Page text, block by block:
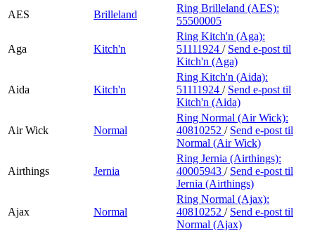
AES
Brilleland
Ring Brilleland (AES):
55500005
Aga Kitch'n
Ring Kitch'n (Aga):
51111924 / Send e-post til
Kitch'n (Aga)
Aida Kitch'n
Ring Kitch'n (Aida):
51111924 / Send e-post til
Kitch'n (Aida)
Air Wick Normal
Ring Normal (Air Wick):
40810252 / Send e-post til
Normal (Air Wick)
Airthings Jernia
Ring Jernia (Airthings):
40005943 / Send e-post til
Jernia (Airthings)
Ajax Normal
Ring Normal (Ajax):
40810252 / Send e-post til
Normal (Ajax)